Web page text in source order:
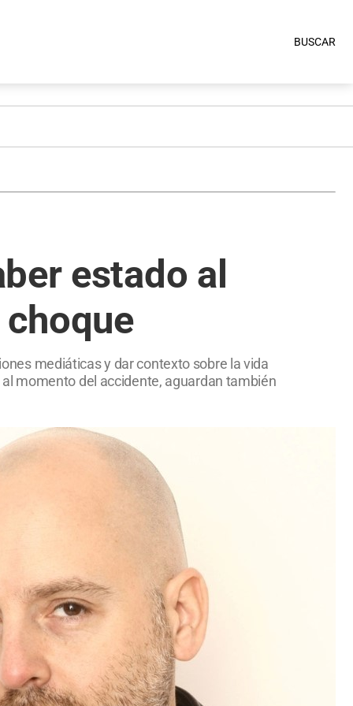
BUSCAR
estado al
mediáticas y dar contexto sobre la vida
momento del accidente, aguardan también